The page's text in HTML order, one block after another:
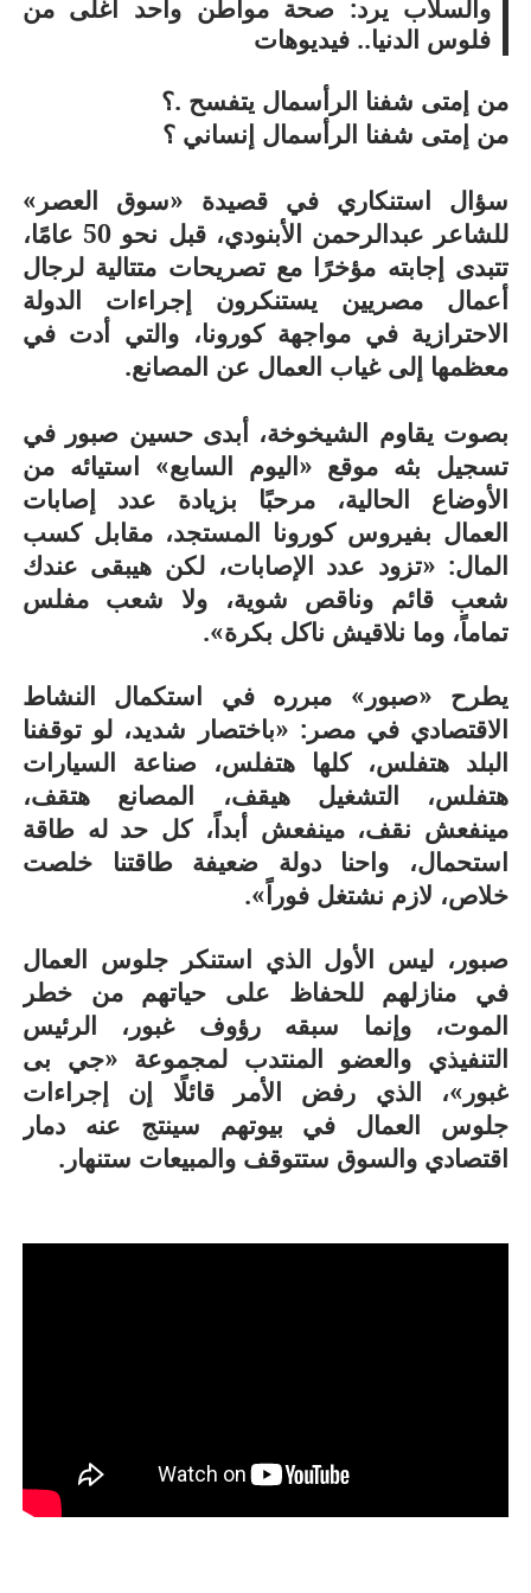
والسلاب يرد: صحة مواطن واحد أغلى من
فلوس الدنيا.. فيديوهات
من إمتى شفنا الرأسمال يتفسح .؟
من إمتى شفنا الرأسمال إنساني ؟
سؤال استنكاري في قصيدة «سوق العصر»
للشاعر عبدالرحمن الأبنودي، قبل نحو 50 عامًا،
تتبدى إجابته مؤخرًا مع تصريحات متتالية لرجال
أعمال مصريين يستنكرون إجراءات الدولة
الاحترازية في مواجهة كورونا، والتي أدت في
معظمها إلى غياب العمال عن المصانع.
بصوت يقاوم الشيخوخة، أبدى حسين صبور في
تسجيل بثه موقع «اليوم السابع» استيائه من
الأوضاع الحالية، مرحبًا بزيادة عدد إصابات
العمال بفيروس كورونا المستجد، مقابل كسب
المال: «تزود عدد الإصابات، لكن هيبقى عندك
شعب قائم وناقص شوية، ولا شعب مفلس
تماماً، وما نلاقيش ناكل بكرة».
يطرح «صبور» مبرره في استكمال النشاط
الاقتصادي في مصر: «باختصار شديد، لو توقفنا
البلد هتفلس، كلها هتفلس، صناعة السيارات
هتفلس، التشغيل هيقف، المصانع هتقف،
مينفعش نقف، مينفعش أبداً، كل حد له طاقة
استحمال، واحنا دولة ضعيفة طاقتنا خلصت
خلاص، لازم نشتغل فوراً».
صبور، ليس الأول الذي استنكر جلوس العمال
في منازلهم للحفاظ على حياتهم من خطر
الموت، وإنما سبقه رؤوف غبور، الرئيس
التنفيذي والعضو المنتدب لمجموعة «جي بى
غبور»، الذي رفض الأمر قائلًا إن إجراءات
جلوس العمال في بيوتهم سينتج عنه دمار
اقتصادي والسوق ستتوقف والمبيعات ستنهار.